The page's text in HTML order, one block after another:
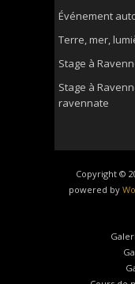
Événement
Terre, mer,
Stage à
Stage à
ravennate
Copyright ©
powered by